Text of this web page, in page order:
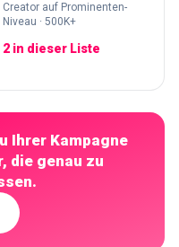
Creator auf Prominenten-
Niveau · 500K+
2 in dieser Liste
Ihrer Kampagne
die genau zu